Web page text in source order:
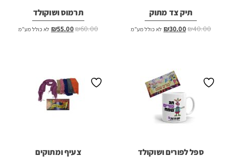
תיק צד מתוק
₪40.00
המחיר₪30.00 המחיר
לא כולל מע"מ
תרמוס ושוקולד
₪60.00
המחיר₪55.00 המחיר
לא כולל מע"מ
ספל לפורים ושוקולד צעיף ומתוקים